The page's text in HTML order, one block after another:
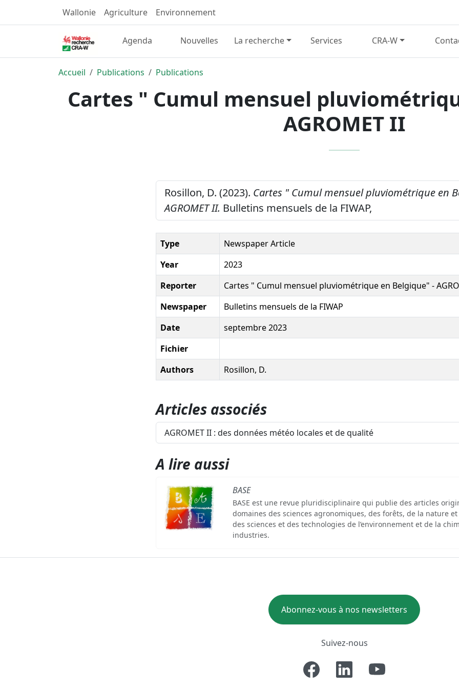
Wallonie Agriculture Environnement
Agenda Nouvelles La recherche Services CRA-W
Accueil Publications Publications
Cartes " Cumul mensuel
AGROMET II
Rosillon, D. (2023). Cartes " Cumul mensuel pluviométrique en
AGROMET II. Bulletins mensuels de la FIWAP,
Type
Newspaper Article
Year
2023
Reporter
Cartes " Cumul mensuel pluviométrique en Belgique" -
Newspaper
Bulletins mensuels de la FIWAP
Date
septembre 2023
Fichier
Authors
Rosillon, D.
Articles associés
AGROMET II : des données météo locales et de qualité
A lire aussi
BASE
BASE est une revue pluridisciplinaire qui publie des articles
domaines des sciences agronomiques, des forêts, de la nature et
des sciences et des technologies de l’environnement et de la
industries.
Abonnez-vous à nos newsletters
Suivez-nous